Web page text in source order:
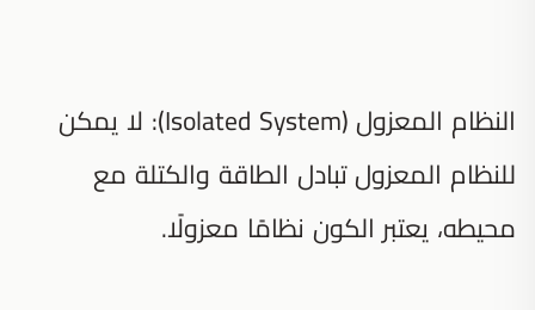
النظام المعزول (Isolated System): لا يمكن
للنظام المعزول تبادل الطاقة والكتلة مع
محيطه، يعتبر الكون نظامًا معزولًا.